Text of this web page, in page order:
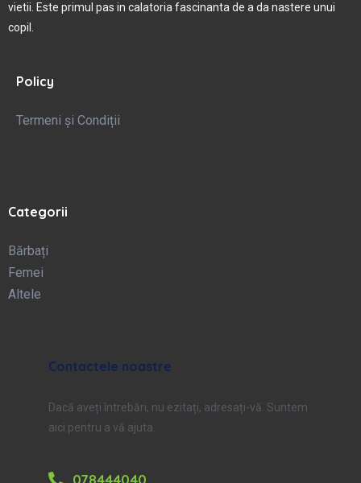
vietii. Este primul pas in calatoria fascinanta de a da nastere unui
copil.
Policy
Termeni și Condiții
Categorii
Bărbați
Femei
Altele
Contactele noastre
Dacă aveți întrebări, nu ezitați, adresați-vă. Suntem
aici pentru a vă ajuta.
078444040